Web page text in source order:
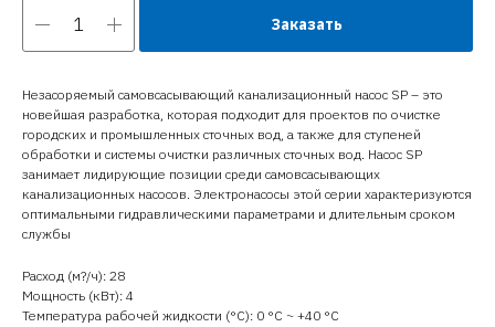
Заказать
Незасоряемый самовсасывающий канализационный насос SP – это
новейшая разработка, которая подходит для проектов по очистке
городских и промышленных сточных вод, а также для ступеней
обработки и системы очистки различных сточных вод. Насос SP
занимает лидирующие позиции среди самовсасывающих
канализационных насосов. Электронасосы этой серии характеризуются
оптимальными гидравлическими параметрами и длительным сроком
службы
Расход (м?/ч): 28
Мощность (кВт): 4
Температура рабочей жидкости (°C): 0 °С ~ +40 °С